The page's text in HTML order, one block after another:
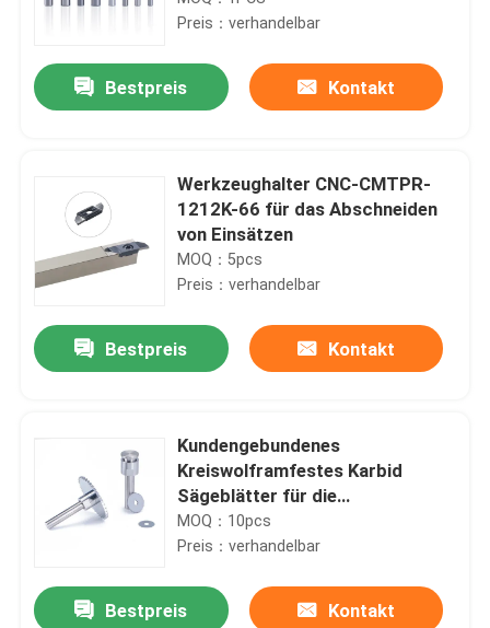
angefertigt werden
Preis：verhandelbar
Bestpreis Kontakt
Werkzeughalter CNC-CMTPR-
1212K-66 für das Abschneiden
von Einsätzen
MOQ：5pcs
Preis：verhandelbar
Bestpreis Kontakt
Kundengebundenes
Kreiswolframfestes Karbid
Sägeblätter für die
Metallverarbeitung
MOQ：10pcs
Preis：verhandelbar
Bestpreis Kontakt